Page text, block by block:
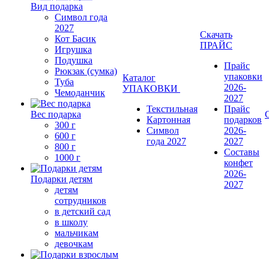
Вид подарка
Символ года
2027
Кот Басик
Игрушка
Подушка
Рюкзак (сумка)
Туба
Чемоданчик
Вес подарка
300 г
600 г
800 г
1000 г
Подарки детям
детям
сотрудников
в детский сад
в школу
мальчикам
девочкам
Каталог
УПАКОВКИ
Текстильная
Картонная
Символ
года 2027
Скачать
ПРАЙС
Прайс
упаковки
2026-
2027
Прайс
подарков
2026-
2027
Составы
конфет
2026-
2027